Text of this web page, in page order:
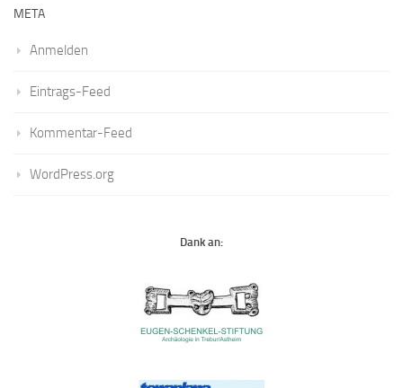
META
Anmelden
Eintrags-Feed
Kommentar-Feed
WordPress.org
Dank an: